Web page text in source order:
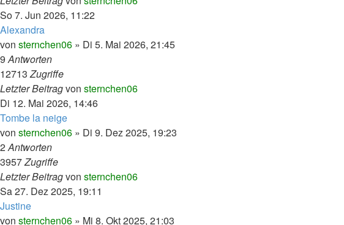
So 7. Jun 2026, 11:22
Alexandra
von sternchen06 » Di 5. Mai 2026, 21:45
9Antworten
12713Zugriffe
Letzter Beitragvon sternchen06
Di 12. Mai 2026, 14:46
Tombe la neige
von sternchen06 » Di 9. Dez 2025, 19:23
2Antworten
3957Zugriffe
Letzter Beitragvon sternchen06
Sa 27. Dez 2025, 19:11
Justine
von sternchen06 » Mi 8. Okt 2025, 21:03